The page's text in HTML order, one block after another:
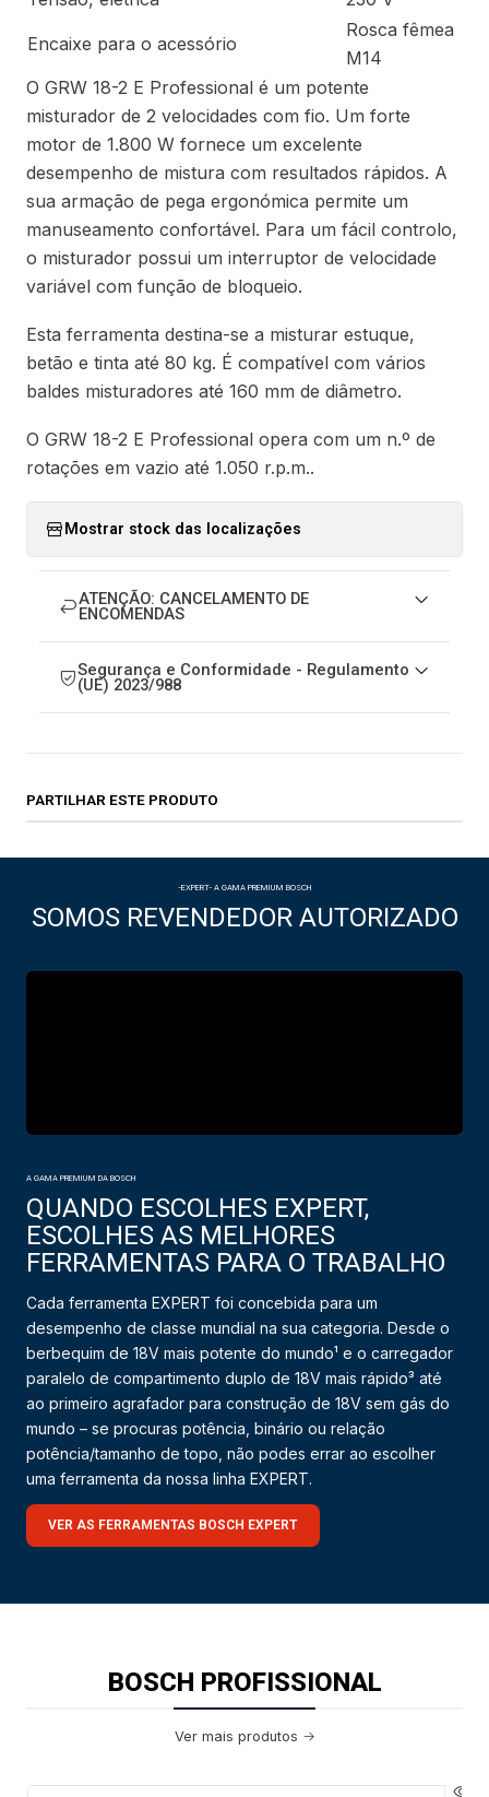
Encaixe para o acessório
Rosca fêmea
M14
O GRW 18-2 E Professional é um potente
misturador de 2 velocidades com fio. Um forte
motor de 1.800 W fornece um excelente
desempenho de mistura com resultados rápidos. A
sua armação de pega ergonómica permite um
manuseamento confortável. Para um fácil controlo,
o misturador possui um interruptor de velocidade
variável com função de bloqueio.
Esta ferramenta destina-se a misturar estuque,
betão e tinta até 80 kg. É compatível com vários
baldes misturadores até 160 mm de diâmetro.
O GRW 18-2 E Professional opera com um n.º de
rotações em vazio até 1.050 r.p.m..
Mostrar stock das localizações
ATENÇÃO: CANCELAMENTO DE
ENCOMENDAS
Segurança e Conformidade - Regulamento
(UE) 2023/988
PARTILHAR ESTE PRODUTO
-EXPERT- A GAMA PREMIUM BOSCH
SOMOS REVENDEDOR AUTORIZADO
A GAMA PREMIUM DA BOSCH
QUANDO ESCOLHES EXPERT,
ESCOLHES AS MELHORES
FERRAMENTAS PARA O TRABALHO
Cada ferramenta EXPERT foi concebida para um
desempenho de classe mundial na sua categoria. Desde o
berbequim de 18V mais potente do mundo¹ e o carregador
paralelo de compartimento duplo de 18V mais rápido³ até
ao primeiro agrafador para construção de 18V sem gás do
mundo – se procuras potência, binário ou relação
potência/tamanho de topo, não podes errar ao escolher
uma ferramenta da nossa linha EXPERT.
VER AS FERRAMENTAS BOSCH EXPERT
BOSCH PROFISSIONAL
Ver mais produtos